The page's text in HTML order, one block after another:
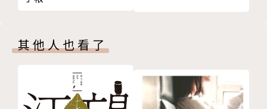
作品至今仍是一座取之不盡的寶庫。」—奧野健男（日
「坂口遠遠看著人們，沒有受到世俗成見的束縛。
其他人也看了